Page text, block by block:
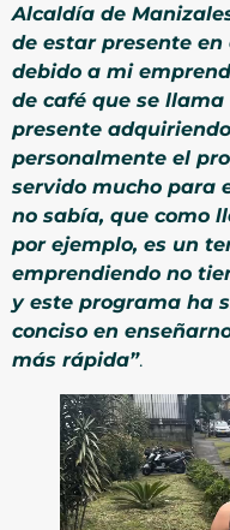
Alcaldía de
de estar presente
debido a mi
de café que se
presente
personalmente el
servido mucho para
no sabía, que como
por ejemplo, es un
emprendiendo no
y este programa ha
conciso en
más rápida”.